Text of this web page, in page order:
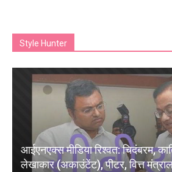
Style Hunter
आईएनएक्स मीडिया रिश्वत: चिदंबरम,
लेखाकार (अकाउंटेंट), पीटर, वित्त